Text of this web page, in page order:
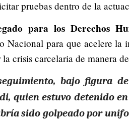
pruebas dentro de la
para los Derechos
Nacional para que acelere la
la crisis carcelaria de manera
bajo figura
quien estuvo detenido
sido golpeado por